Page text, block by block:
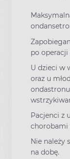
po
U dzieci w
oraz u
Pacjenci z
chorobami
Nie należy
na dobę.